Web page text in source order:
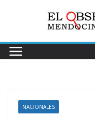
NACIONALES